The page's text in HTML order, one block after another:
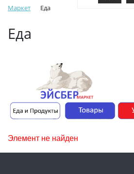
Маркет Еда
Еда
Элемент не найден